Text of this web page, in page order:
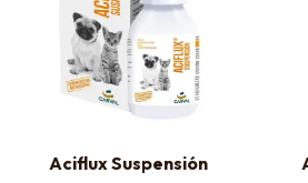
Aciflux Suspensión